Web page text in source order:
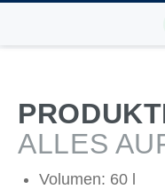
ALLES
Volumen: 60 l